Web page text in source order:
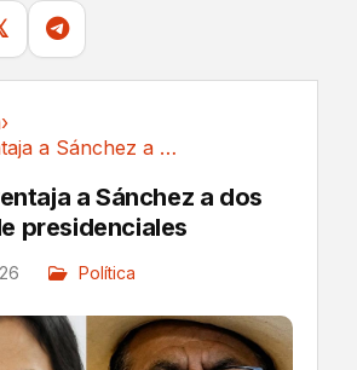
›
Fujimori aventaja a Sánchez a dos semanas de...
a Sánchez a dos
presidenciales
Política